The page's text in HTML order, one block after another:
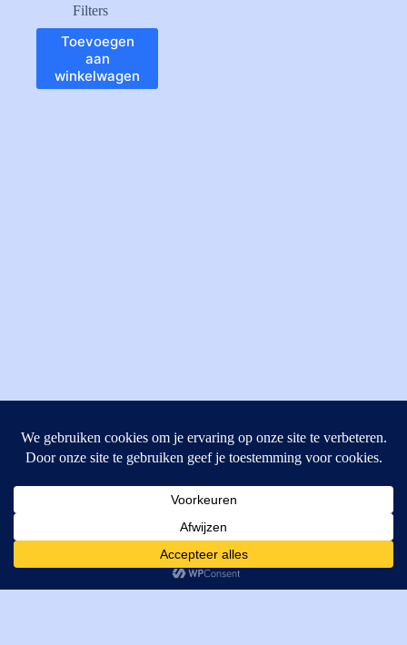
Filters
Toevoegen
aan
winkelwagen
4462GE, Goes
T: +31 (0) 111-484438
M:parts@mitechniek.nl
VAT: NL862802295B01
Cookies helpen ons bij het leveren van onze diensten. Door
gebruik te maken van onze diensten, gaat u akkoord met ons
gebruik van cookies.